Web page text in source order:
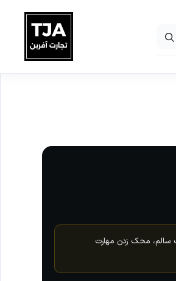
سالم، محک‌ زدن مهارت